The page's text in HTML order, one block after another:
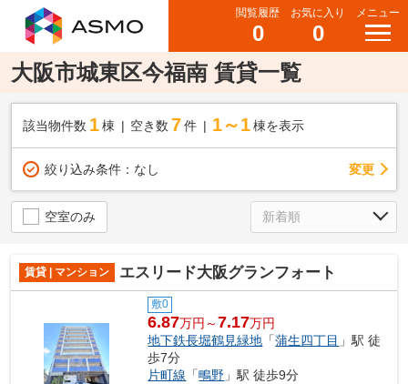
閲覧履歴
0
お気に入り
0
メニュー
大阪市城東区今福南 賃貸一覧
該当物件数 1棟 空き数 7 件 1～1 棟を表示
絞り込み条件： なし 変更
空室のみ
賃貸 | マンション エスリード大阪グランフォート
敷0
6.87万円～7.17万円
地下鉄長堀鶴見緑地 「蒲生四丁目 」駅 徒
歩7分
片町線 「鴫野 」駅 徒歩9分